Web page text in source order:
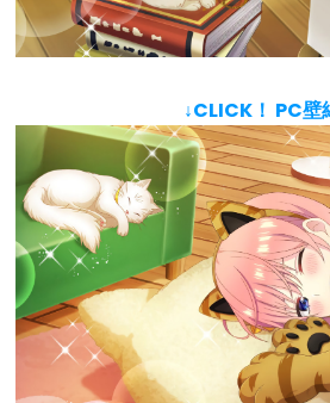
↓CLICK！ PC壁